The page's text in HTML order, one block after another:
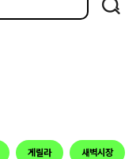
게릴라 새벽시장